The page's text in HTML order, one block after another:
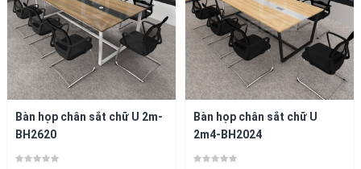
Bàn họp chân sắt chữ U 2m-
BH2620
Bàn họp chân sắt chữ U
2m4-BH2024